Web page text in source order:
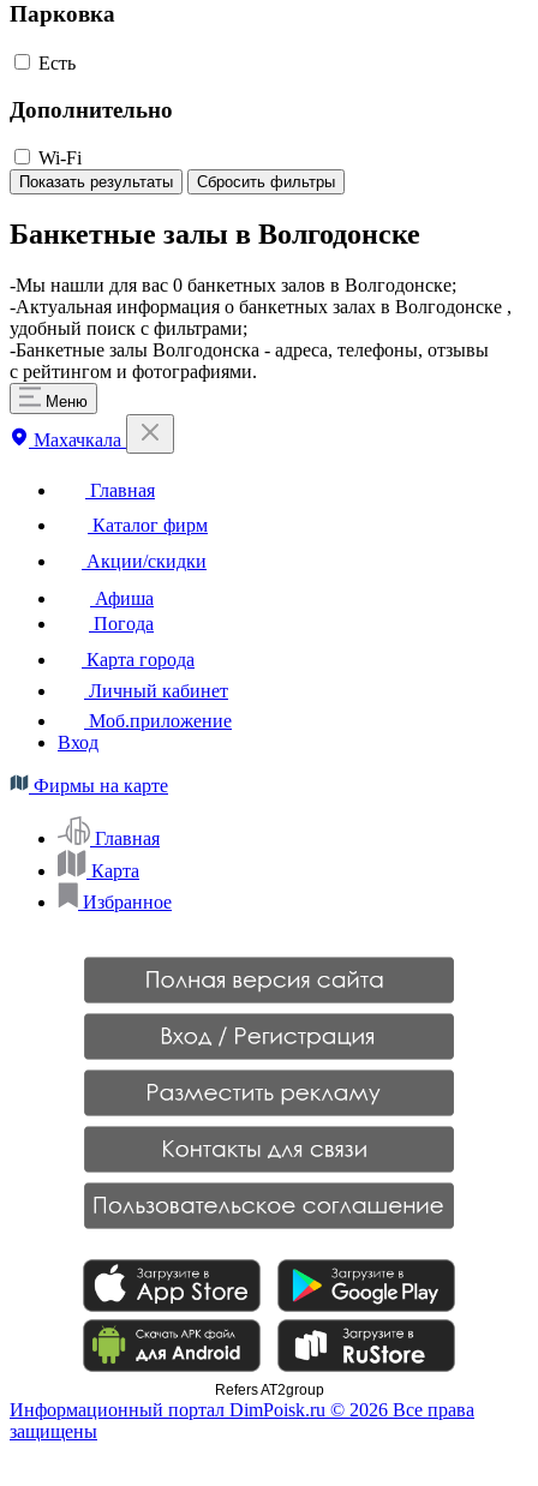
Парковка
Есть
Дополнительно
Wi-Fi
Показать результаты Сбросить фильтры
Банкетные залы в Волгодонске
-Мы нашли для вас 0 банкетных залов в Волгодонске;
-Актуальная информация о банкетных залах в Волгодонске ,
удобный поиск с фильтрами;
-Банкетные залы Волгодонска - адреса, телефоны, отзывы
с рейтингом и фотографиями.
Меню
Махачкала
Главная
Каталог фирм
Акции/скидки
Афиша
Погода
Карта города
Личный кабинет
Моб.приложение
Вход
Фирмы на карте
Главная
Карта
Избранное
Refers AT2group
Информационный портал DimPoisk.ru © 2026 Все права
защищены